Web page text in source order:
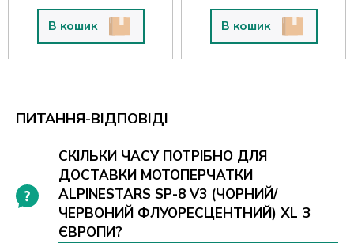
В кошик В кошик
ПИТАННЯ-ВІДПОВІДІ
СКІЛЬКИ ЧАСУ ПОТРІБНО ДЛЯ
ДОСТАВКИ МОТОПЕРЧАТКИ
ALPINESTARS SP-8 V3 (ЧОРНИЙ/
ЧЕРВОНИЙ ФЛУОРЕСЦЕНТНИЙ) XL З
ЄВРОПИ?